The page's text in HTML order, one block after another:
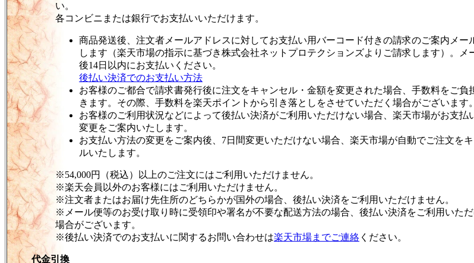
い。
各コンビニまたは銀行でお支払いいただけます。
商品発送後、注文者メールアドレスに対してお支払い用バーコード付きの請求のご案内メー
します（楽天市場の指示に基づき株式会社ネットプロテクションズよりご請求します）。メ
後14日以内にお支払いください。
後払い決済でのお支払い方法
お客様のご都合で請求書発行後に注文をキャンセル・金額を変更された場合、手数料をご負
きます。その際、手数料を楽天ポイントから引き落としをさせていただく場合がございます。
お客様のご利用状況などによって後払い決済がご利用いただけない場合、楽天市場がお支払
変更をご案内いたします。
お支払い方法の変更をご案内後、7日間変更いただけない場合、楽天市場が自動でご注文を
ルいたします。
※54,000円（税込）以上のご注文にはご利用いただけません。
※楽天会員以外のお客様にはご利用いただけません。
※注文者またはお届け先住所のどちらかが国外の場合、後払い決済をご利用いただけません。
※メール便等のお受け取り時に受領印や署名が不要な配送方法の場合、後払い決済をご利用いた
場合がございます。
※後払い決済でのお支払いに関するお問い合わせは楽天市場までご連絡 ください。
代金引換